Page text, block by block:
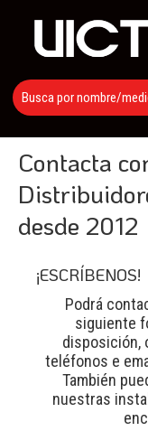
Contacta
desde 2012
¡ESCRÍBENOS!
Podrá
siguiente
disposición,
teléfonos e
También
nuestras